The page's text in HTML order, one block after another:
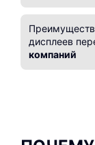
Гарантия
Продукция
Заявленные
дисплеев
компаний